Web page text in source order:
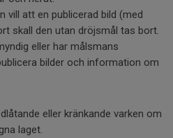
vill att en publicerad bild (med
skall den utan dröjsmål tas bort.
eller har målsmans
bilder och information om
eller kränkande varken om
laget.